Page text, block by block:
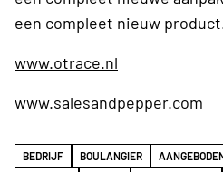
een compleet nieuw
www.otrace.nl
www.salesandpepper.com
BEDRIJF BOULANGIER